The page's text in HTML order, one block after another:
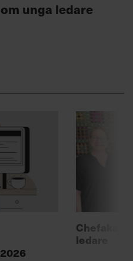
unga ledare
ledare